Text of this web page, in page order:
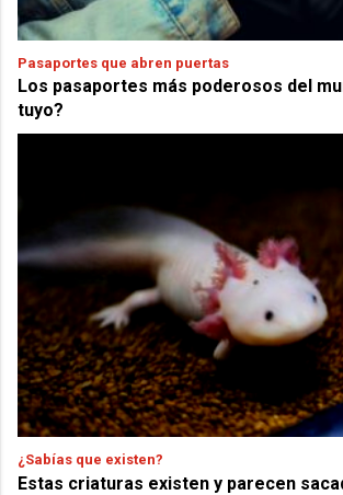
Pasaportes que abren puertas
Los pasaportes más poderosos del
tuyo?
¿Sabías que existen?
Estas criaturas existen y parecen